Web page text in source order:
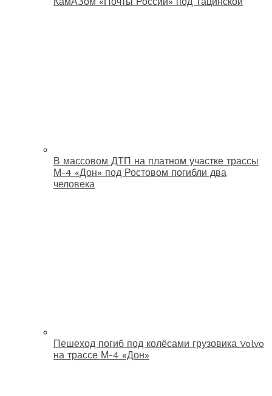
В массовом ДТП на платном участке трассы
М-4 «Дон» под Ростовом погибли два
человека
Пешеход погиб под колёсами грузовика Volvo
на трассе М-4 «Дон»